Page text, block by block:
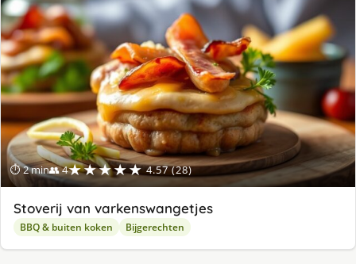
⏱ 2 min👥 4★★★★★ 4.57 (28)
Stoverij van varkenswangetjes
BBQ & buiten koken Bijgerechten